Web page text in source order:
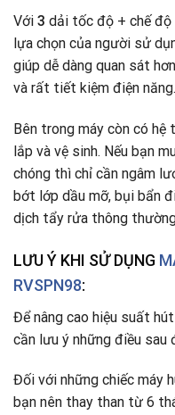
Với 3 dải tốc độ + chế độ
lựa chọn của người sử
giúp dễ dàng quan sát
và rất tiết kiệm điện năng.
Bên trong máy còn có hệ
lắp và vệ sinh. Nếu bạn
chóng thì chỉ cần ngâm
bớt lớp dầu mỡ, bụi bẩn
dịch tẩy rửa thông
LƯU Ý KHI SỬ DỤNG
RVSPN98:
Để nâng cao hiệu suất
cần lưu ý những điều sau
Đối với những chiếc máy
bạn nên thay than từ 6